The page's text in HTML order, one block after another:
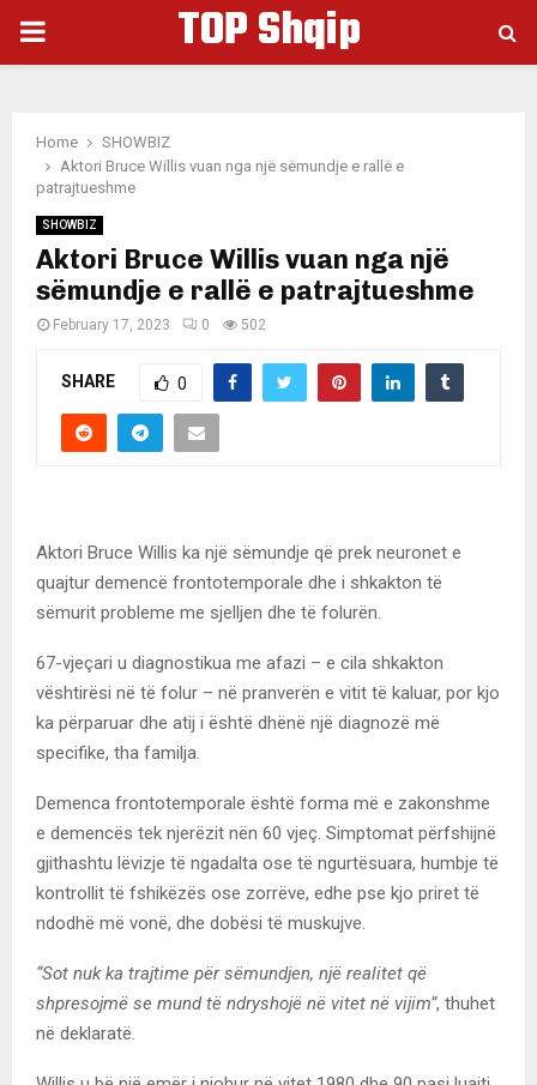
PRIMARY
TOP Shqip
Home
SHOWBIZ
Aktori Bruce Willis vuan nga një sëmundje e rallë e
patrajtueshme
SHOWBIZ
Aktori Bruce Willis vuan nga një
sëmundje e rallë e patrajtueshme
February 17, 2023 0 502
SHARE 0
Aktori Bruce Willis ka një sëmundje që prek neuronet e
quajtur demencë frontotemporale dhe i shkakton të
sëmurit probleme me sjelljen dhe të folurën.
67-vjeçari u diagnostikua me afazi – e cila shkakton
vështirësi në të folur – në pranverën e vitit të kaluar, por kjo
ka përparuar dhe atij i është dhënë një diagnozë më
specifike, tha familja.
Demenca frontotemporale është forma më e zakonshme
e demencës tek njerëzit nën 60 vjeç. Simptomat përfshijnë
gjithashtu lëvizje të ngadalta ose të ngurtësuara, humbje të
kontrollit të fshikëzës ose zorrëve, edhe pse kjo priret të
ndodhë më vonë, dhe dobësi të muskujve.
“Sot nuk ka trajtime për sëmundjen, një realitet që
shpresojmë se mund të ndryshojë në vitet në vijim”, thuhet
në deklaratë.